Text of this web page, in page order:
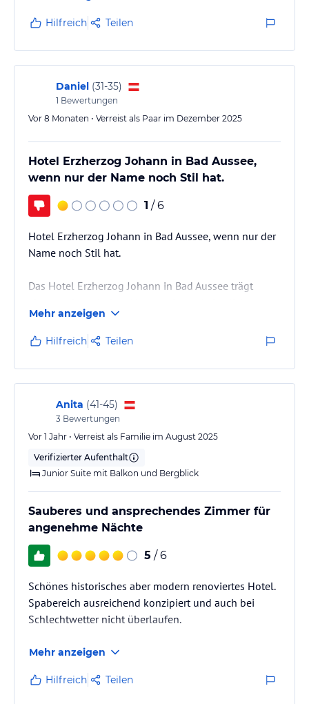
beim Abendessen fraglich ist, wie man darauf kommt,
das als 5-Gänge-Menü anzupreisen. Der
Nachmittagssnack war für uns enttäuschend, er
besteht aus alten Salaten und Würstel oder einer
Suppe. Für eine Reise mit Kindern ist das…
Hilfreich Teilen
Daniel (31-35)
1 Bewertungen
Vor 8 Monaten • Verreist als Paar im Dezember 2025
Hotel Erzherzog Johann in Bad Aussee,
wenn nur der Name noch Stil hat.
1 / 6
Hotel Erzherzog Johann in Bad Aussee, wenn nur der
Name noch Stil hat.
Das Hotel Erzherzog Johann in Bad Aussee trägt
Zeiten erinnert. Leider ist dieser Name auch das
Einzige, was hier noch an vergangenen Glanz
Wir waren zum ersten Mal in diesem Haus zu Gast
und „abgestiegen” ist tatsächlich das passende Wort.
Unser Zimmer, die Nummer 412 im vierten Stock,
liegt direkt unter dem Dachspa-Bereich. Was zunächst
nach Wellness-Nähe klingt, entpuppt sich abends…
Mehr anzeigen
Hilfreich Teilen
Anita (41-45)
3 Bewertungen
Vor 1 Jahr • Verreist als Familie im August 2025
Verifizierter Aufenthalt
Junior Suite mit Balkon und Bergblick
Sauberes und ansprechendes Zimmer für
angenehme Nächte
5 / 6
Schönes historisches aber modern renoviertes Hotel.
Spabereich ausreichend konzipiert und auch bei
Schlechtwetter nicht überlaufen.
Mehr anzeigen
Hilfreich Teilen